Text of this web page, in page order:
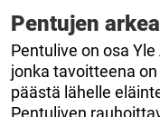
Pentujen
Pentulive on osa
jonka tavoitteena
päästä lähelle
Pentuliven